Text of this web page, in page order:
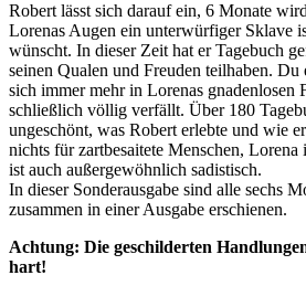
Robert lässt sich darauf ein, 6 Monate
Lorenas Augen ein unterwürfiger Sklave
wünscht. In dieser Zeit hat er Tagebuch
seinen Qualen und Freuden teilhaben. Du
sich immer mehr in Lorenas gnadenlosen
schließlich völlig verfällt. Über 180
ungeschönt, was Robert erlebte und wie
nichts für zartbesaitete Menschen,
ist auch außergewöhnlich sadistisch.
In dieser Sonderausgabe sind alle sechs
zusammen in einer Ausgabe erschienen.
Achtung: Die geschilderten
hart!